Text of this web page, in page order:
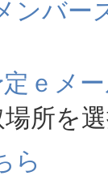
ンバー
定ｅメ
所を
ら